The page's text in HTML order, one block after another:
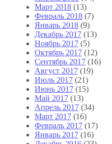
Март 2018 (13)
Февраль 2018 (7)
Январь 2018 (9)
Декабрь 2017 (13)
Ноябрь 2017 (5)
Октябрь 2017 (12)
Сентябрь 2017 (16)
Август 2017 (19)
Июль 2017 (21)
Июнь 2017 (15)
Май 2017 (13)
Апрель 2017 (34)
Март 2017 (16)
Февраль 2017 (17)
Январь 2017 (16)